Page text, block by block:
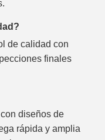
de calidad con
finales
diseños de
rápida y amplia